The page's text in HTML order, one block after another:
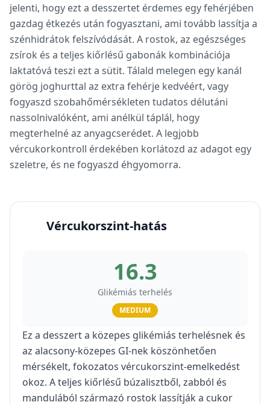
jelenti, hogy ezt a desszertet érdemes egy fehérjében
gazdag étkezés után fogyasztani, ami tovább lassítja a
szénhidrátok felszívódását. A rostok, az egészséges
zsírok és a teljes kiőrlésű gabonák kombinációja
laktatóvá teszi ezt a sütit. Tálald melegen egy kanál
görög joghurttal az extra fehérje kedvéért, vagy
fogyaszd szobahőmérsékleten tudatos délutáni
nassolnivalóként, ami anélkül táplál, hogy
megterhelné az anyagcserédet. A legjobb
vércukorkontroll érdekében korlátozd az adagot egy
szeletre, és ne fogyaszd éhgyomorra.
Vércukorszint-hatás
16.3
Glikémiás terhelés
MEDIUM
Ez a desszert a közepes glikémiás terhelésnek és
az alacsony-közepes GI-nek köszönhetően
mérsékelt, fokozatos vércukorszint-emelkedést
okoz. A teljes kiőrlésű búzalisztből, zabból és
mandulából származó rostok lassítják a cukor